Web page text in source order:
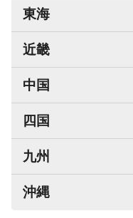
東海
近畿
中国
四国
九州
沖縄